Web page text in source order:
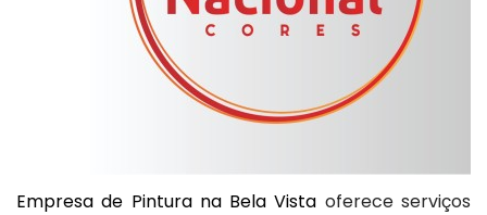
Empresa de Pintura na Bela Vista oferece serviços